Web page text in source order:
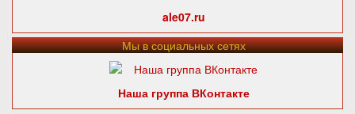
ale07.ru
Мы в социальных сетях
Наша группа ВКонтакте